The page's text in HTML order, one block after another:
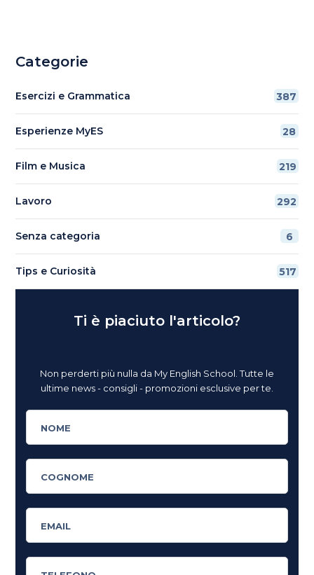
Categorie
Esercizi e Grammatica 387
Esperienze MyES 28
Film e Musica 219
Lavoro 292
Senza categoria 6
Tips e Curiosità 517
Ti è piaciuto l'articolo?
Non perderti più nulla da My English School. Tutte le
ultime news - consigli - promozioni esclusive per te.